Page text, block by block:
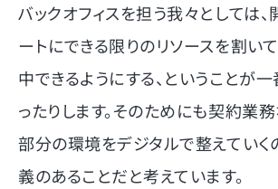
バックオフィスを担う我々としては
ートにできる限りのリソースを割い
中できるようにする、ということが
ったりします。そのためにも契約業
部分の環境をデジタルで整えていく
義のあることだと考えています。